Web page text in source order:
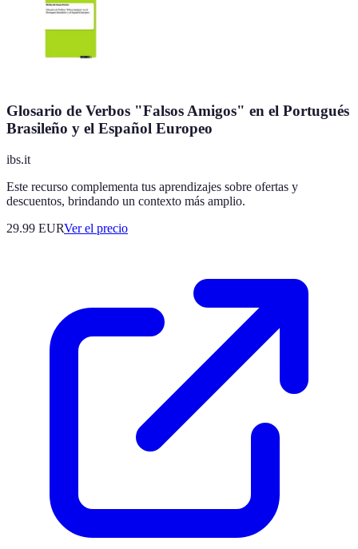
Glosario de Verbos "Falsos Amigos" en el Portugués
Brasileño y el Español Europeo
ibs.it
Este recurso complementa tus aprendizajes sobre ofertas y
descuentos, brindando un contexto más amplio.
29.99 EURVer el precio